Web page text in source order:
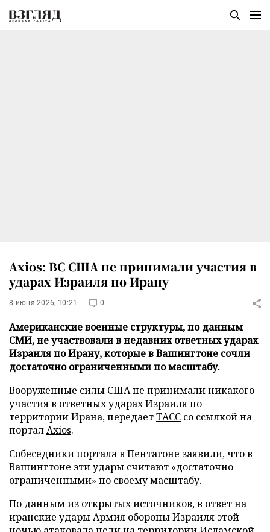
Axios: ВС США не принимали участия в
ударах Израиля по Ирану
8 июня 2026, 10:21 0
Американские военные структуры, по данным
СМИ, не участвовали в недавних ответных ударах
Израиля по Ирану, которые в Вашингтоне сочли
достаточно ограниченными по масштабу.
Вооруженные силы США не принимали никакого
участия в ответных ударах Израиля по
территории Ирана, передаетТАСС со ссылкой на
порталAxios.
Собеседники портала в Пентагоне заявили, что в
Вашингтоне эти удары считают «достаточно
ограниченными» по своему масштабу.
По данным из открытых источников, в ответ на
иранские удары Армия обороны Израиля этой